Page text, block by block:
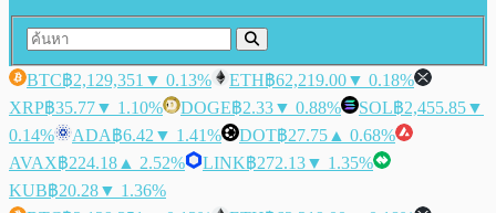
BTC฿2,129,351 ▼ 0.13% ETH฿62,219.00▼ 0.18%
XRP฿35.77▼ 1.10% DOGE฿2.33▼ 0.88% SOL฿2,455.85▼
0.14%
ADA฿6.42 ▼ 1.41% DOT฿27.75 ▲ 0.68%
AVAX฿224.18 ▲ 2.52% LINK฿272.13▼ 1.35%
KUB฿20.28▼ 1.36%